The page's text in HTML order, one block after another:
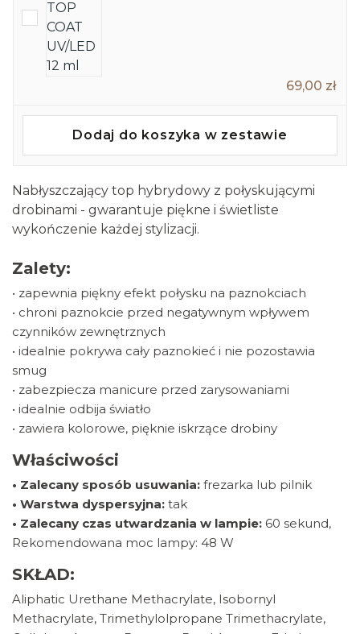
Nabłyszczający top hybrydowy z połyskującymi
drobinami - gwarantuje piękne i świetliste
wykończenie każdej stylizacji.
Zalety:
• zapewnia piękny efekt połysku na paznokciach
• chroni paznokcie przed negatywnym wpływem
czynników zewnętrznych
• idealnie pokrywa cały paznokieć i nie pozostawia
smug
• zabezpiecza manicure przed zarysowaniami
• idealnie odbija światło
• zawiera kolorowe, pięknie iskrzące drobiny
Właściwości
• Zalecany sposób usuwania: frezarka lub pilnik
• Warstwa dyspersyjna: tak
• Zalecany czas utwardzania w lampie: 60 sekund,
Rekomendowana moc lampy: 48 W
SKŁAD:
Aliphatic Urethane Methacrylate, Isobornyl
Methacrylate, Trimethylolpropane Trimethacrylate,
69,00 zł
Dodaj do koszyka w zestawie